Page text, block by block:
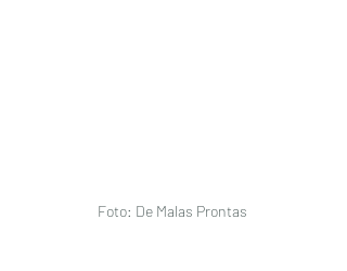
Foto: De Malas Prontas